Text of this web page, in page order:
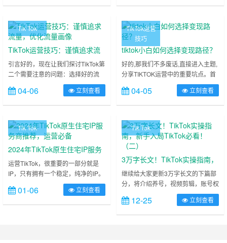
这是一个浮躁的时代，很多人都渴望
TikTok的时间也不短了，TikTok
2017年5月发布，因为一些阴差阳错
站长在18年6月进入TikTok，还算
早，摸爬滚打了几年，也算有些收获
收益。在……
忙没有时间，最近有空就给大家出这
点中转，特别是专线中转可以提高节
点速率，稳定性，一般用来进行
TikTok直播的节点都是经过专线的，
否则满足不了直播需求专线很多，中
转的方式方法也很多，不同国家，
……
Tik Tok
TikTok运营技巧：谨慎追求流
量，优化流量画像
引言好的，现在让我们探讨TikTok第
二个需要注意的问题：选择好的流
量。在讨论之前，我们先要了解什么
是盲目追求流量。这个概念很典型，
因为很多时候，我们为了追求TikTok
也就是某些不正确、不良的流量。因
此，我必须强调，我们需要警惕避免
被不良流量所害，因为某些流量质量
低下，所以我们必须学会规避它们，
并理解这些不良流量可能带来的……
04-06 立刻查看
TikTok运营
技巧
tiktok小白如何选择变现路径？
好的,那我们不多废话,直接进入主题,
分享TIKTOK运营中的重要坑点。首
要的坑点是选择错误的变现路径,这
是我们最需要警惕和重视的问题。什
么叫选错变现路径?首先说你有没有
TikTok很火,我也想做,我问他你是看
中了TikTok大流量吗?他说是的,我又
问那你想怎么变现?他却说还没想好,
先进入再说。就这样糊里糊涂的
TikTok有哪……
04-05 立刻查看
Tik Tok
2024年TikTok原生住宅IP服务
商推荐，运营必备
运营TikTok，很重要的一部分就是
IP，只有拥有一个稳定，纯净的IP。
你的TikTok之旅才能一帆风顺。今天
给大家介绍几个提供原生住宅IP服务
商。运营tiktok使用的IP，最合适的
01-06 立刻查看
Tik Tok
3万字长文！TikTok实操指南，
新手入局TikTok必看！（二）
继续给大家更新3万字长文的下篇部
分，将介绍养号，视频剪辑，账号权
重，账号标签，基金变现和红人变
现，解释一些常见问题和介绍一些工
具等，不废话，直接开始精准养号
12-25 立刻查看